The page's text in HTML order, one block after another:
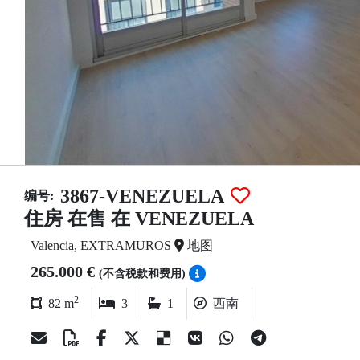
编号: 3867-VENEZUELA
住房 在售 在 VENEZUELA
Valencia, EXTRAMUROS 地图
265.000 € (不含税款和费用)
82 m2 3 1 西南